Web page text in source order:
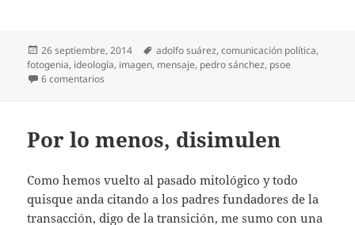
Publicado
el
26 septiembre, 2014 Etiquetas
adolfo suárez,comunicación política,
fotogenia, ideología, imagen, mensaje, pedro sánchez, psoe
6 comentarios
Por lo menos, disimulen
Como hemos vuelto al pasado mitológico y todo
quisque anda citando a los padres fundadores de la
transacción, digo de la transición, me sumo con una